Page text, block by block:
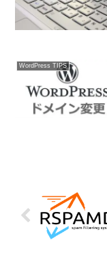
WordPress TIPS